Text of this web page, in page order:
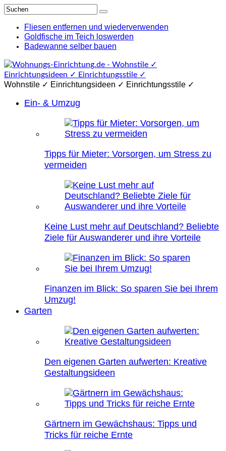
Fliesen entfernen und wiederverwenden
Goldfische im Teich loswerden
Badewanne selber bauen
Wohnstile ✓ Einrichtungsideen ✓ Einrichtungsstile ✓
Ein- & Umzug
Tipps für Mieter: Vorsorgen, um Stress zu
vermeiden
Keine Lust mehr auf Deutschland? Beliebte
Ziele für Auswanderer und ihre Vorteile
Finanzen im Blick: So sparen Sie bei Ihrem
Umzug!
Garten
Den eigenen Garten aufwerten: Kreative
Gestaltungsideen
Gärtnern im Gewächshaus: Tipps und
Tricks für reiche Ernte